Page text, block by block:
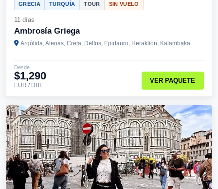
GRECIA TURQUÍA TOUR SIN VUELO
11 días
Ambrosía Griega
Argólida, Atenas, Creta, Delfos, Epidauro, Heraklion, Kalambaka
Desde
$1,290
EUR / DBL
VER PAQUETE